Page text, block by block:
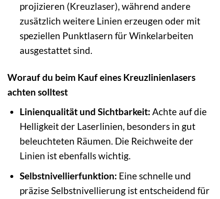
projizieren (Kreuzlaser), während andere
zusätzlich weitere Linien erzeugen oder mit
speziellen Punktlasern für Winkelarbeiten
ausgestattet sind.
Worauf du beim Kauf eines Kreuzlinienlasers
achten solltest
Linienqualität und Sichtbarkeit: Achte auf die
Helligkeit der Laserlinien, besonders in gut
beleuchteten Räumen. Die Reichweite der
Linien ist ebenfalls wichtig.
Selbstnivellierfunktion: Eine schnelle und
präzise Selbstnivellierung ist entscheidend für